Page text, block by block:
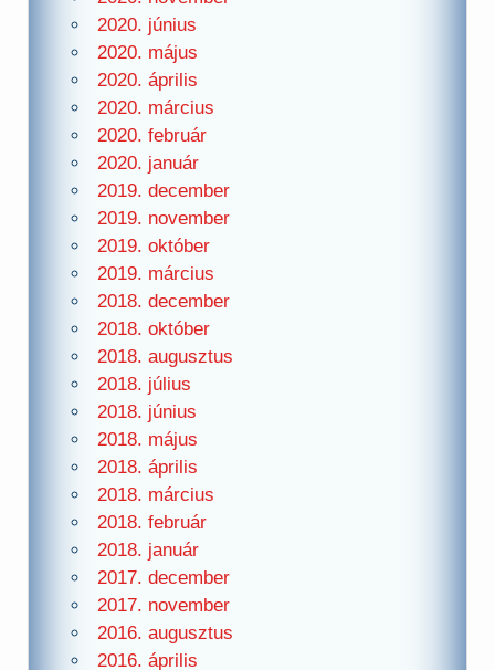
2020. június
2020. május
2020. április
2020. március
2020. február
2020. január
2019. december
2019. november
2019. október
2019. március
2018. december
2018. október
2018. augusztus
2018. július
2018. június
2018. május
2018. április
2018. március
2018. február
2018. január
2017. december
2017. november
2016. augusztus
2016. április